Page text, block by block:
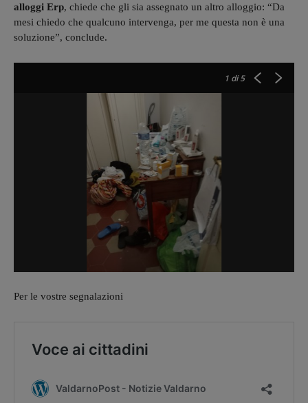
alloggi Erp, chiede che gli sia assegnato un altro alloggio: “Da
mesi chiedo che qualcuno intervenga, per me questa non è una
soluzione”, conclude.
1 di 5
Per le vostre segnalazioni